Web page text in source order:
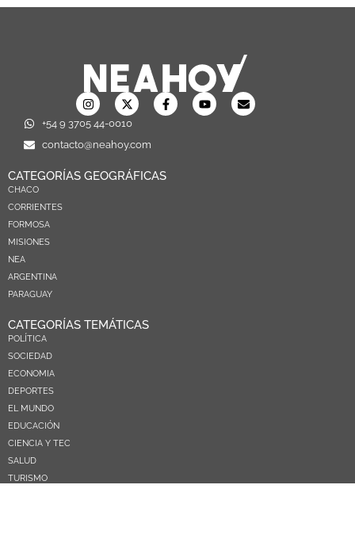
+54 9 3705 44-0010
contacto@neahoy.com
CATEGORÍAS GEOGRÁFICAS
CHACO
CORRIENTES
FORMOSA
MISIONES
NEA
ARGENTINA
PARAGUAY
CATEGORÍAS TEMÁTICAS
POLÍTICA
SOCIEDAD
ECONOMIA
DEPORTES
EL MUNDO
EDUCACIÓN
CIENCIA Y TEC
SALUD
TURISMO